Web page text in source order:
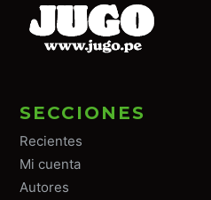
SECCIONES
Recientes
Mi cuenta
Autores